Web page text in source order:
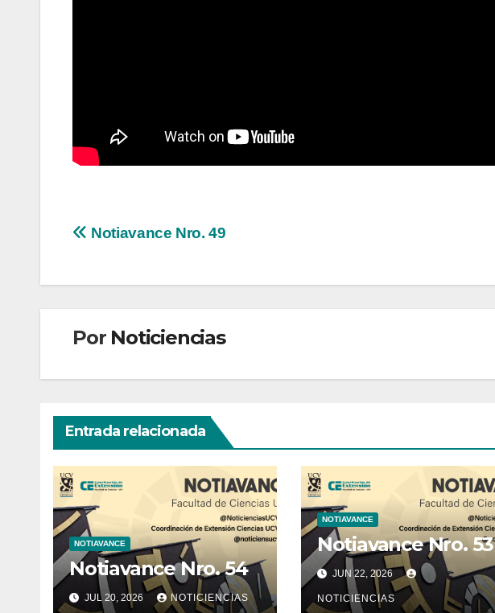
Navegación
Notiavance Nro. 49
Por Noticiencias
Entrada relacionada
NOTIAVANCE
Notiavance Nro. 54
JUL 20, 2026 NOTICIENCIAS
NOTIAVANCE
Notiavance Nro. 53
JUN 22, 2026
NOTICIENCIAS